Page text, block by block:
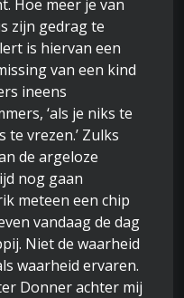
Hoe meer je van
zijn gedrag te
is hiervan een
van een kind
ineens
‘als je niks te
vrezen.’ Zulks
de argeloze
nog gaan
meteen een chip
vandaag de dag
Niet de waarheid
waarheid ervaren.
Donner achter mij